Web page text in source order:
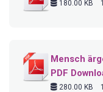
180.00 KB
Mensch
PDF
280.00 KB